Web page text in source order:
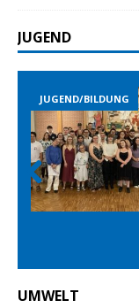
JUGEND
JUGEND/BILDUNG
Prev
ious
UMWELT